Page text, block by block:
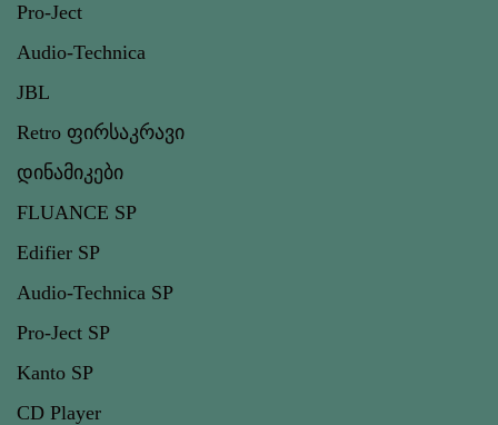
Pro-Ject
Audio-Technica
JBL
Retro ფირსაკრავი
დინამიკები
FLUANCE SP
Edifier SP
Audio-Technica SP
Pro-Ject SP
Kanto SP
CD Player